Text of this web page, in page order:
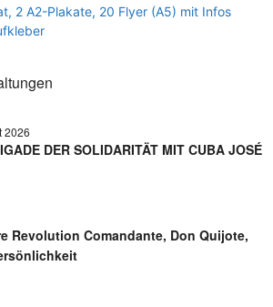
2 A2-Plakate, 20 Flyer (A5) mit Infos
2026
DER SOLIDARITÄT MIT CUBA JOSÉ
Revolution Comandante, Don Quijote,